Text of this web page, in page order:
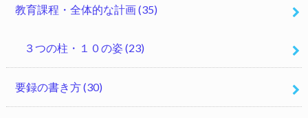
教育課程・全体的な計画(35)
３つの柱・１０の姿(23)
要録の書き方(30)